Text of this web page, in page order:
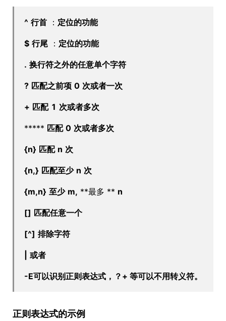
^ 行首 ： 定位的功能
$ 行尾 ： 定位的功能
. 换行符之外的任意单个字符
? 匹配之前项 0 次或者一次
+ 匹配 1 次或者多次
***** 匹配 0 次或者多次
{n} 匹配 n 次
{n,} 匹配至少 n 次
{m,n} 至少 m, **最多 ** n
[] 匹配任意一个
[^] 排除字符
或者
-E可以识别正则表达式，？+ 等可以不用转义符。
正则表达式的示例